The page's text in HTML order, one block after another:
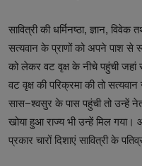
सावित्री की धर्मिनष्ठा, ज्ञान,
सत्यवान के प्राणों को अपने पाश से
को लेकर वट वृक्ष के नीचे पहुंची जहां
वट वृक्ष की परिक्रमा की तो
सास−श्वसुर के पास पहुंची तो उन्हें
खोया हुआ राज्य भी उन्हें मिल गया।
प्रकार चारों दिशाएं सावित्री के